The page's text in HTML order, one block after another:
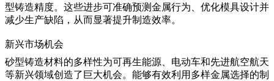
型铸造精度。这些进步可准确预测金属行为、优化模具设计并
减少生产缺陷，从而显著提升制造效率。
新兴市场机会
砂型铸造材料的多样性为可再生能源、电动车和先进航空航天
等新兴领域创造了巨大机会。能够有效利用多样金属选择的制